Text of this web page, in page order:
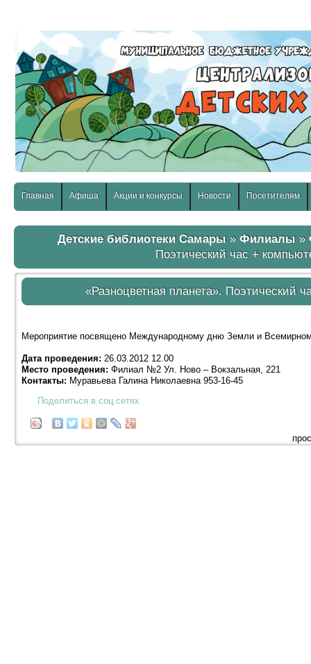
Главная Афиша Акции и конкурсы Новости Посетителям
Детские библиотеки Самары» Филиалы»
Поэтический час +
«Разноцветная планета». Поэтический
Мероприятие посвящено Международному дню Земли и
Дата проведения: 26.03.2012 12.00
Место проведения: Филиал №2 Ул. Ново – Вокзальная, 221
Контакты: Муравьева Галина Николаевна 953-16-45
Поделиться в соц.сетях